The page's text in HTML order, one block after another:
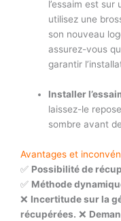
l’essaim est
utilisez une
son nouveau
assurez-vous
garantir
Installer
laissez-le
sombre avant
Avantages et
✅ Possibilité de
✅ Méthode
❌ Incertitude sur la
récupérées. ❌